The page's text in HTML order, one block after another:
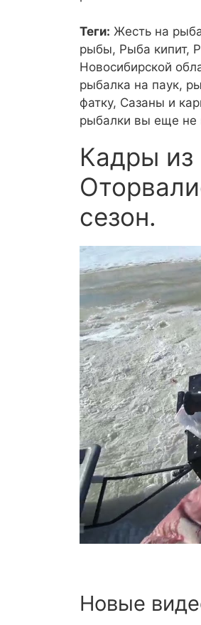
Теги: Жесть на
рыбы, Рыба кипит,
Новосибирской
рыбалка на паук,
фатку, Сазаны и
рыбалки вы еще не
Кадры
сезон.
Новые